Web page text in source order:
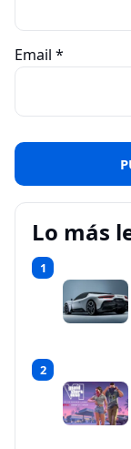
Email *
Lo más
1
2